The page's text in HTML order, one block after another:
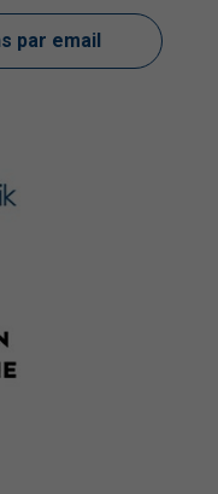
par email